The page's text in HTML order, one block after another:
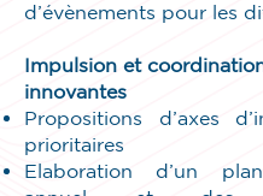
d’évènements pour les
Impulsion et
innovantes
Propositions d’axes
prioritaires
Elaboration d’un